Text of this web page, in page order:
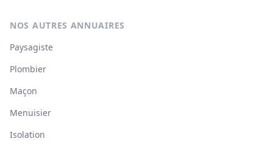
NOS AUTRES ANNUAIRES
Paysagiste
Plombier
Maçon
Menuisier
Isolation